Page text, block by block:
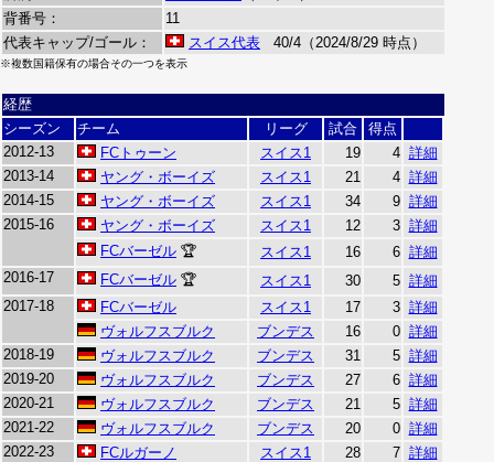
背番号：
11
代表キャップ/ゴール：
スイス代表 40/4（2024/8/29 時点）
※複数国籍保有の場合その一つを表示
経歴
シーズン
チーム リーグ 試合
得点
2012-13
FCトゥーン スイス1 19 4 詳細
2013-14
ヤング・ボーイズ スイス1 21 4 詳細
2014-15
ヤング・ボーイズ スイス1 34 9 詳細
2015-16
ヤング・ボーイズ スイス1 12 3 詳細
FCバーゼル 🏆 スイス1 16 6 詳細
2016-17
FCバーゼル 🏆 スイス1 30 5 詳細
2017-18
FCバーゼル スイス1 17 3 詳細
ヴォルフスブルク
ブンデス 16 0 詳細
2018-19
ヴォルフスブルク ブンデス 31 5 詳細
2019-20
ヴォルフスブルク ブンデス 27 6 詳細
2020-21
ヴォルフスブルク ブンデス 21 5 詳細
2021-22
ヴォルフスブルク ブンデス 20 0 詳細
2022-23
FCルガーノ スイス1 28 7 詳細